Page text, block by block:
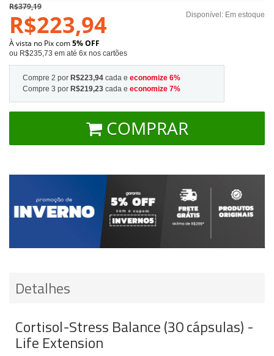
Disponível: Em estoque
R$379,19
R$223,94
À vista no Pix com5% OFF
ou R$235,73 em até 6x nos cartões
Compre 2 por R$223,94 cada e economize 6%
Compre 3 por R$219,23 cada e economize 7%
COMPRAR
Detalhes
Cortisol-Stress Balance (30 cápsulas) -
Life Extension